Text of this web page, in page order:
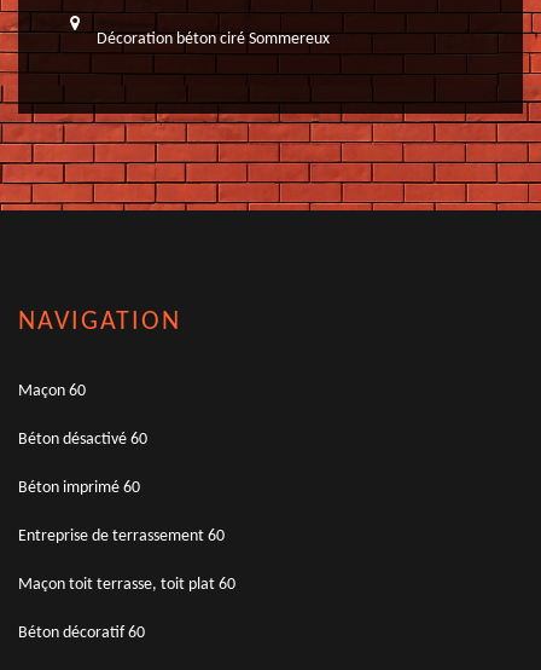
Décoration béton ciré Sommereux
NAVIGATION
Maçon 60
Béton désactivé 60
Béton imprimé 60
Entreprise de terrassement 60
Maçon toit terrasse, toit plat 60
Béton décoratif 60